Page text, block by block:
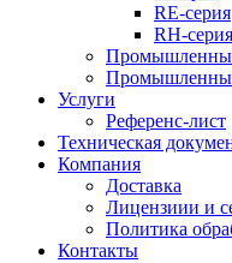
RE-серия
RH-серия
Услуги
Референс-лист
Техническая
Компания
Доставка
Лицензиии и
Политика
Контакты